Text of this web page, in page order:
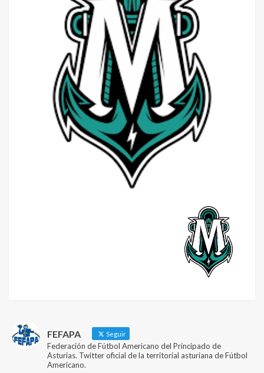
FEFAPA Seguir
Federación de Fútbol Americano del Principado de
Asturias. Twitter oficial de la territorial asturiana de Fútbol
Americano.